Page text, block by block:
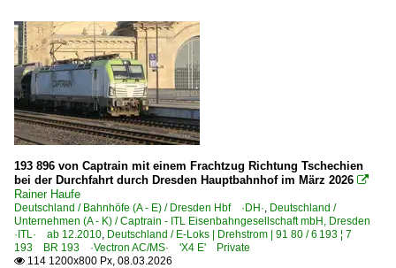
193 896 von Captrain mit einem Frachtzug Richtung Tschechien
bei der Durchfahrt durch Dresden Hauptbahnhof im März 2026 
Rainer Haufe
Deutschland / Bahnhöfe (A - E) / Dresden Hbf ·DH·, Deutschland /
Unternehmen (A - K) / Captrain - ITL Eisenbahngesellschaft mbH, Dresden
·ITL· ab 12.2010, Deutschland / E-Loks | Drehstrom | 91 80 / 6 193 ¦ 7
193 BR 193 ·Vectron AC/MS· 'X4 E' Private
 114 1200x800 Px, 08.03.2026